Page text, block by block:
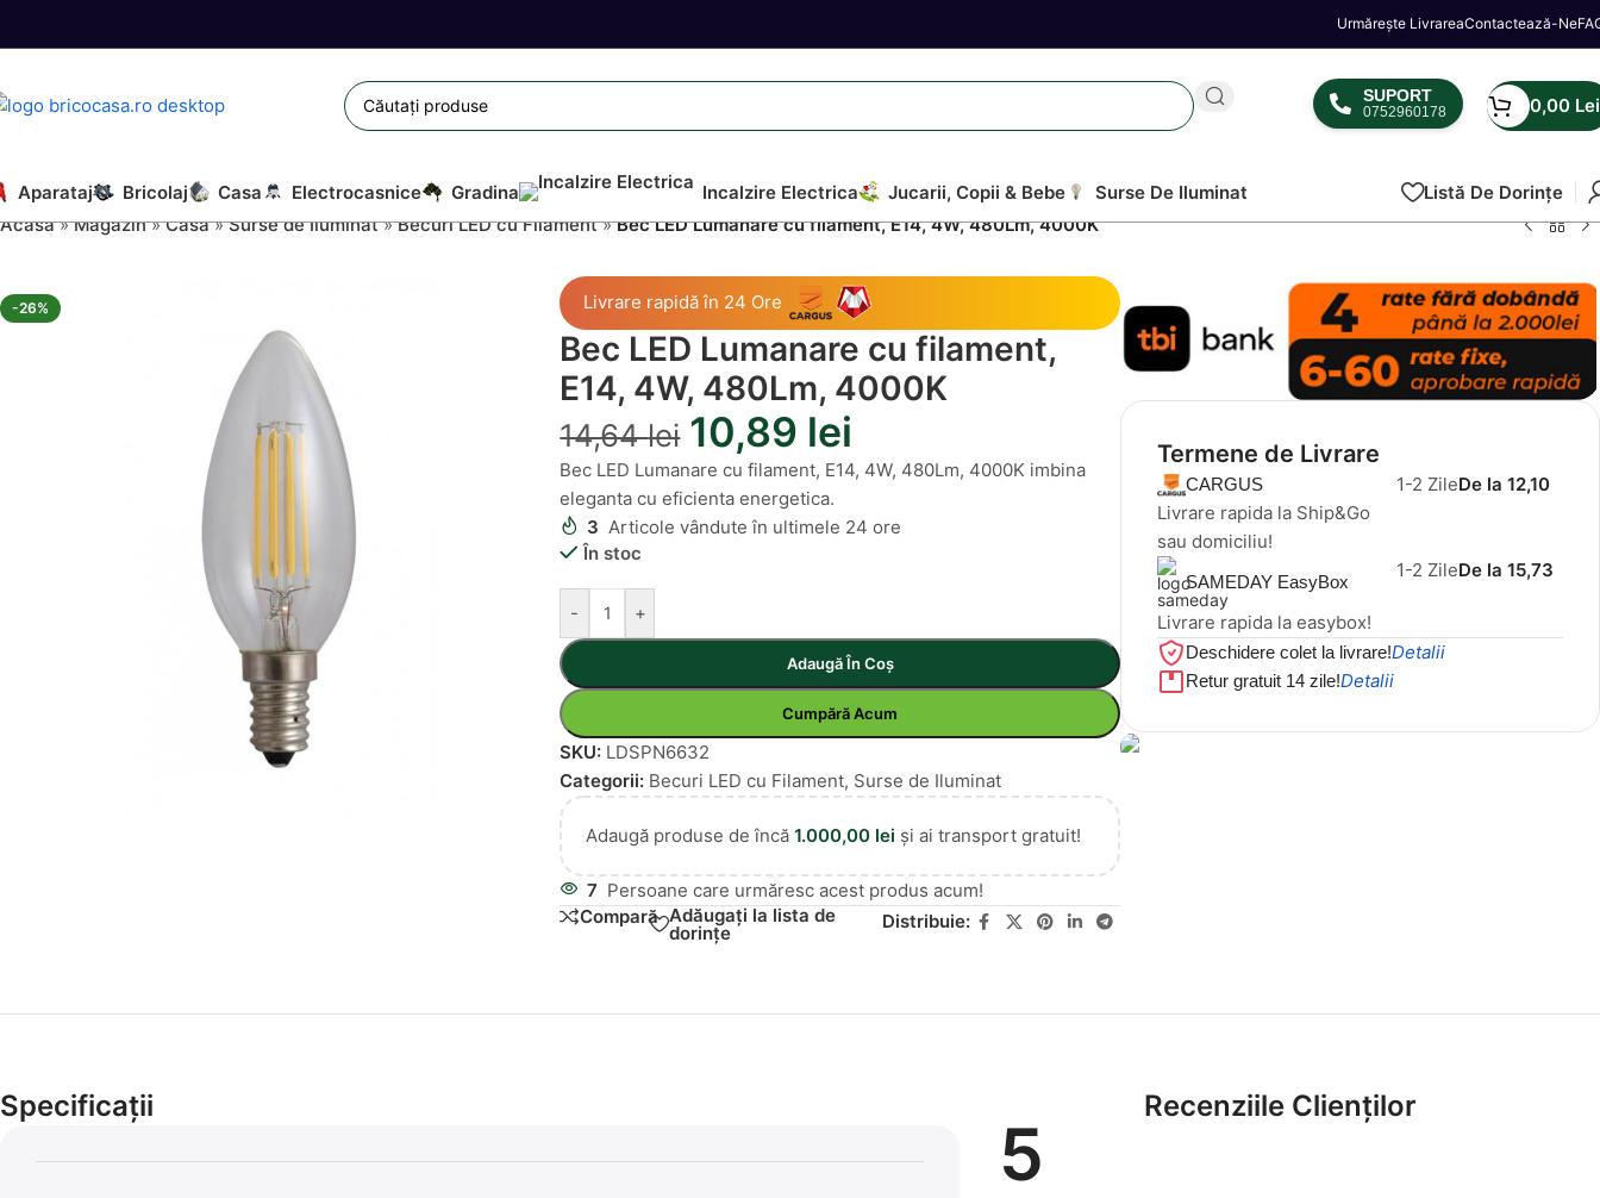
Urmărește LivrareaContactează-Ne
SUPORT
0752960178 0,00 Lei
Aparataj Bricolaj Casa Electrocasnice Gradina Incalzire Electrica Jucarii, Copii & Bebe Surse De Iluminat
Listă De Dorințe
Acasă»Magazin»Casa»Surse de Iluminat»Becuri LED cu Filament»Bec LED Lumanare cu filament, E14, 4W, 480Lm, 4000K
-26% Livrare rapidă în 24 Ore
Bec LED Lumanare cu filament,
E14, 4W, 480Lm, 4000K
14,64lei 10,89 lei
Bec LED Lumanare cu filament, E14, 4W, 480Lm, 4000K imbina
eleganta cu eficienta energetica.
3 Articole vândute în ultimele 24 ore
În stoc
- +
Adaugă În Coș
Cumpără Acum
SKU: LDSPN6632
Categorii: Becuri LED cu Filament, Surse de Iluminat
Adaugă produse de încă1.000,00 lei și ai transport gratuit!
7 Persoane care urmăresc acest produs acum!
Compară Adăugați la lista de
dorințe Distribuie:
Termene de Livrare
CARGUS
Livrare rapida la Ship&Go
sau domiciliu!
1-2 ZileDe la 12,10
SAMEDAY EasyBox
Livrare rapida la easybox!
1-2 ZileDe la 15,73
Deschidere colet la livrare!Detalii
Retur gratuit 14 zile!Detalii
Specificații Recenziile Clienților
5